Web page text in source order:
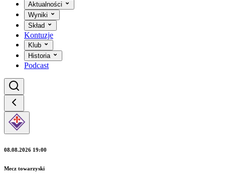
Aktualności
Wyniki
Skład
Kontuzje
Klub
Historia
Podcast
08.08.2026 19:00
Mecz towarzyski